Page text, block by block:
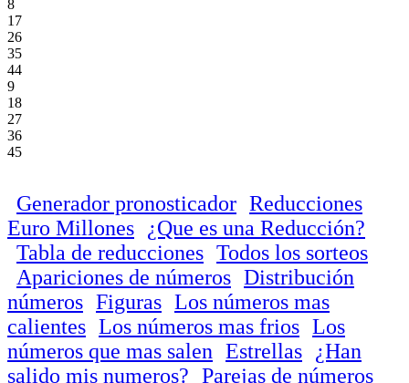
8
17
26
35
44
9
18
27
36
45
Generador pronosticador Reducciones
Euro Millones
¿Que es una Reducción?
Tabla de reducciones Todos los sorteos
Apariciones de números Distribución
números Figuras Los números mas
calientes Los números mas frios Los
números que mas salen Estrellas
¿Han
salido mis numeros? Parejas de números